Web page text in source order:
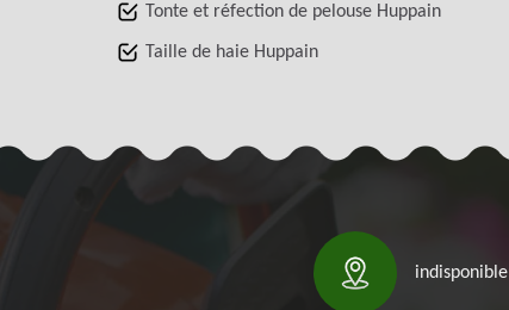
Tonte et réfection de pelouse Huppain
Taille de haie Huppain
indisponible